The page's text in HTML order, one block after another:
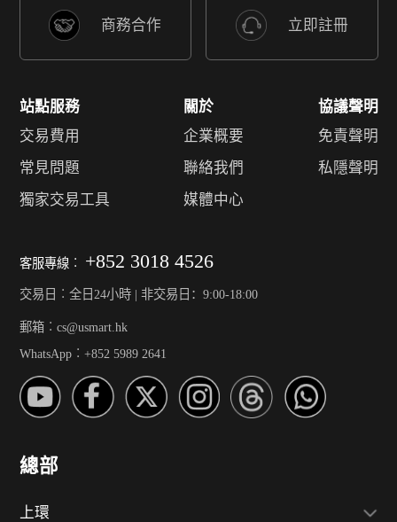
商務合作 立即註冊
站點服務
交易費用
常見問題
獨家交易工具
關於
企業概要
聯絡我們
媒體中心
協議聲明
免責聲明
私隱聲明
客服專線︰ +852 3018 4526
交易日︰全日24小時 | 非交易日：9:00-18:00
郵箱︰cs@usmart.hk
WhatsApp︰+852 5989 2641
總部
上環